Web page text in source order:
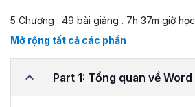
5 Chương . 49 bài giảng . 7h 37m giờ học
Mở rộng tất cả các phần
Part 1: Tổng quan về Word